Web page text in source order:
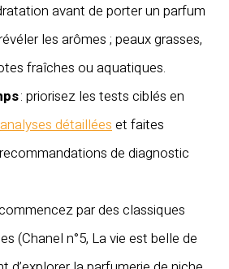
avant de porter un parfum
les arômes ; peaux grasses,
fraîches ou aquatiques.
: priorisez les tests ciblés en
analyses détailléeset faites
de diagnostic
par des classiques
(Chanel n°5, La vie est belle de